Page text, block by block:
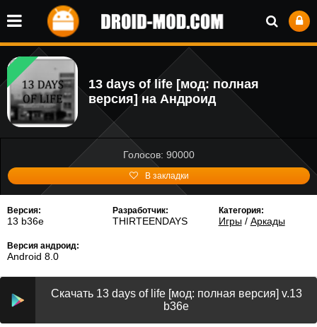
13 days of life [мод: полная
версия] на Андроид
Голосов: 90000
В закладки
Версия:
13 b36e
Разработчик:
THIRTEENDAYS
Категория:
Игры/ Аркады
Версия андроид:
Android 8.0
Скачать 13 days of life [мод: полная версия] v.13
b36e